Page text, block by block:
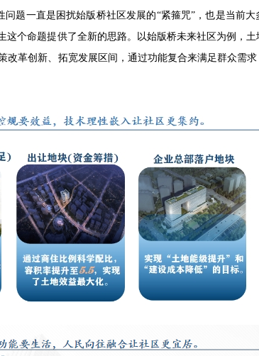
题一直是困扰始版桥社区发展的“紧箍咒”，也是当前
这个命题提供了全新的思路。以始版桥未来社区为例，
改革创新、拓宽发展区间，通过功能复合来满足群众需